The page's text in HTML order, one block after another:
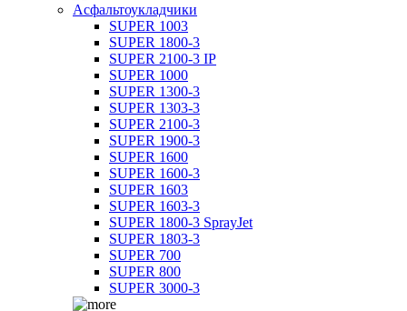
Асфальтоукладчики
SUPER 1003
SUPER 1800-3
SUPER 2100-3 IP
SUPER 1000
SUPER 1300-3
SUPER 1303-3
SUPER 2100-3
SUPER 1900-3
SUPER 1600
SUPER 1600-3
SUPER 1603
SUPER 1603-3
SUPER 1800-3 SprayJet
SUPER 1803-3
SUPER 700
SUPER 800
SUPER 3000-3